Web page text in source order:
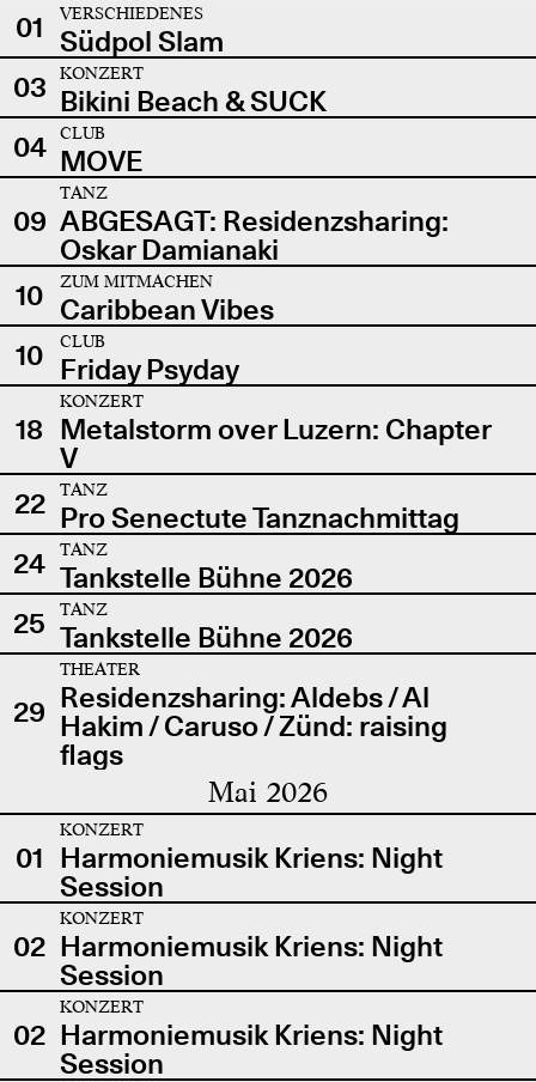
01
VERSCHIEDENES
Südpol Slam
03
KONZERT
Bikini Beach & SUCK
04
CLUB
MOVE
09
TANZ
ABGESAGT: Residenzsharing:
Oskar Damianaki
10
ZUM MITMACHEN
Caribbean Vibes
10
CLUB
Friday Psyday
18
KONZERT
Metalstorm over Luzern: Chapter
V
22
TANZ
Pro Senectute Tanznachmittag
24
TANZ
Tankstelle Bühne 2026
25
TANZ
Tankstelle Bühne 2026
29
THEATER
Residenzsharing: Aldebs / Al
Hakim / Caruso / Zünd: raising
flags
Mai 2026
01
KONZERT
Harmoniemusik Kriens: Night
Session
02
KONZERT
Harmoniemusik Kriens: Night
Session
02
KONZERT
Harmoniemusik Kriens: Night
Session